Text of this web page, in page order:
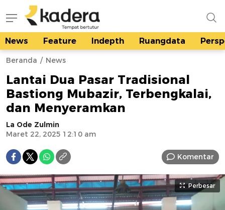
kadera.id
Tempat bertutur
News Feature Indepth Ruangdata
Beranda News
Lantai Dua Pasar Tradisional
Bastiong Mubazir, Terbengkalai,
dan Menyeramkan
La Ode Zulmin
Maret 22, 2025 12:10 am
Komentar
Perbesar